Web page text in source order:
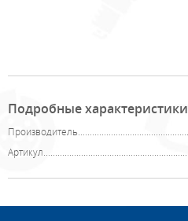
Подробные характеристики
Производитель
Артикул